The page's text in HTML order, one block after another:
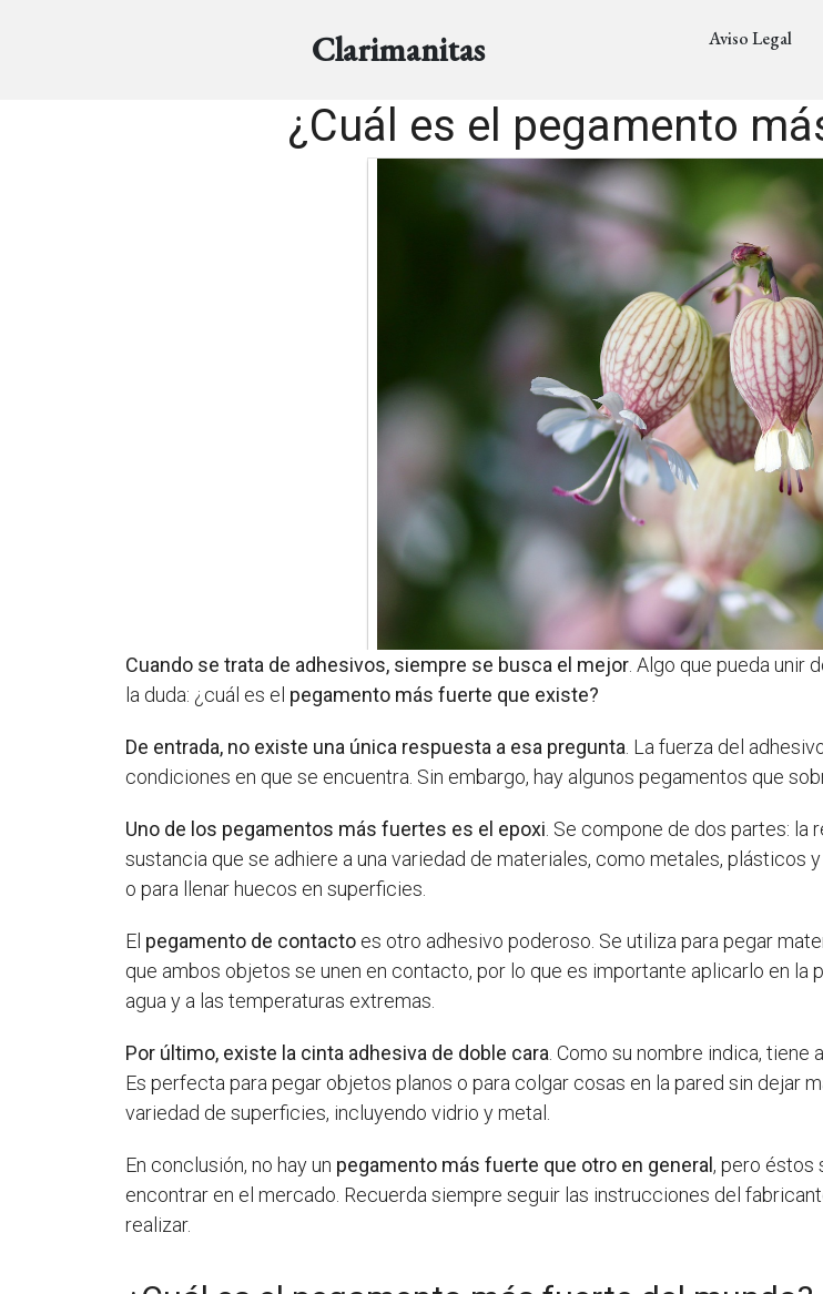
Clarimanitas Aviso Legal
¿Cuál es el pegamento
Cuando se trata de adhesivos, siempre se busca el mejor . Algo que pueda
la duda: ¿cuál es el pegamento más fuerte que existe?
De entrada, no existe una única respuesta a esa pregunta . La fuerza del
condiciones en que se encuentra. Sin embargo, hay algunos pegamentos que
Uno de los pegamentos más fuertes es el epoxi . Se compone de dos partes: la
sustancia que se adhiere a una variedad de materiales, como metales, plásticos
o para llenar huecos en superficies.
El pegamento de contacto es otro adhesivo poderoso. Se utiliza para pegar
que ambos objetos se unen en contacto, por lo que es importante aplicarlo en
agua y a las temperaturas extremas.
Por último, existe la cinta adhesiva de doble cara . Como su nombre indica, tiene
Es perfecta para pegar objetos planos o para colgar cosas en la pared sin dejar
variedad de superficies, incluyendo vidrio y metal.
En conclusión, no hay un pegamento más fuerte que otro en general, pero éstos
encontrar en el mercado. Recuerda siempre seguir las instrucciones del
realizar.